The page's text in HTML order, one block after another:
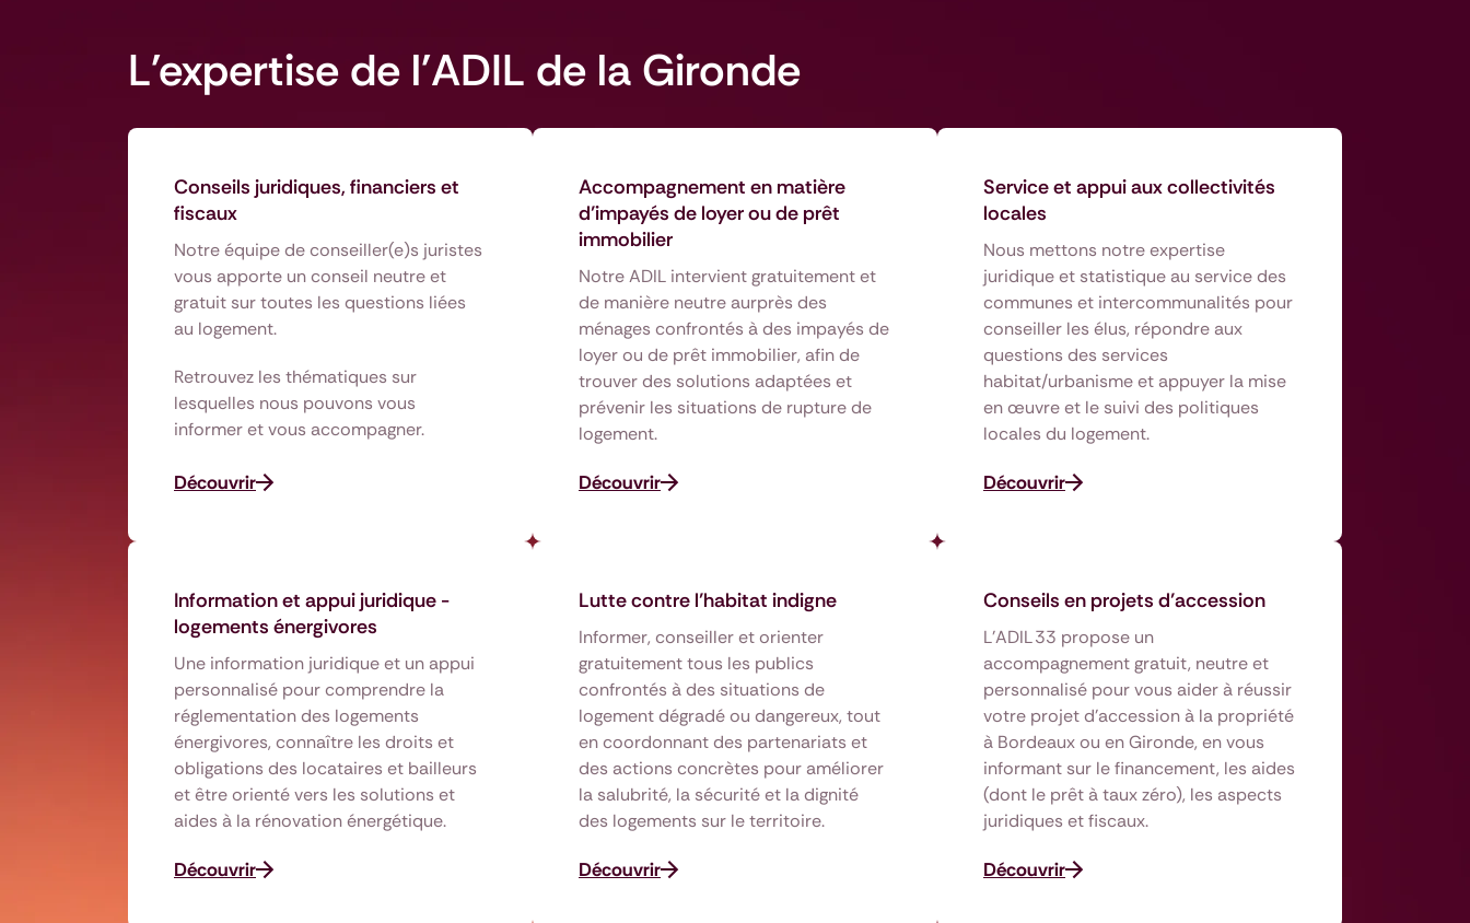
L'expertise de l'ADIL de la Gironde
Conseils juridiques, financiers et
fiscaux
Notre équipe de conseiller(e)s juristes
vous apporte un conseil neutre et
gratuit sur toutes les questions liées
au logement.
Retrouvez les thématiques sur
lesquelles nous pouvons vous
informer et vous accompagner.
Découvrir
Accompagnement en matière
d’impayés de loyer ou de prêt
immobilier
Notre ADIL intervient gratuitement et
de manière neutre aurprès des
ménages confrontés à des impayés de
loyer ou de prêt immobilier, afin de
trouver des solutions adaptées et
prévenir les situations de rupture de
logement.
Découvrir
Service et appui aux collectivités
locales
Nous mettons notre expertise
juridique et statistique au service des
communes et intercommunalités pour
conseiller les élus, répondre aux
questions des services
habitat/urbanisme et appuyer la mise
en œuvre et le suivi des politiques
locales du logement.
Découvrir
Information et appui juridique -
logements énergivores
Une information juridique et un appui
personnalisé pour comprendre la
réglementation des logements
énergivores, connaître les droits et
obligations des locataires et bailleurs
et être orienté vers les solutions et
aides à la rénovation énergétique.
Découvrir
Lutte contre l’habitat indigne
Informer, conseiller et orienter
gratuitement tous les publics
confrontés à des situations de
logement dégradé ou dangereux, tout
en coordonnant des partenariats et
des actions concrètes pour améliorer
la salubrité, la sécurité et la dignité
des logements sur le territoire.
Découvrir
Conseils en projets d’accession
L’ADIL 33 propose un
accompagnement gratuit, neutre et
personnalisé pour vous aider à réussir
votre projet d’accession à la propriété
à Bordeaux ou en Gironde, en vous
informant sur le financement, les aides
(dont le prêt à taux zéro), les aspects
juridiques et fiscaux.
Découvrir